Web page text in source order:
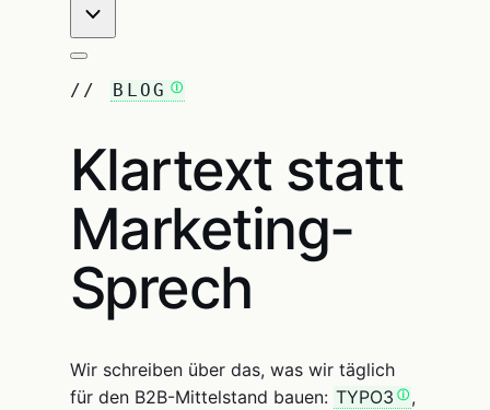
// BLOG
Klartext statt
Marketing-
Sprech
Wir schreiben über das, was wir täglich
für den B2B-Mittelstand bauen: TYPO3
,